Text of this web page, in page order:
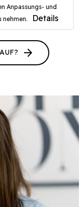
Anpassungs- und
nehmen.
Details
arrow_forward